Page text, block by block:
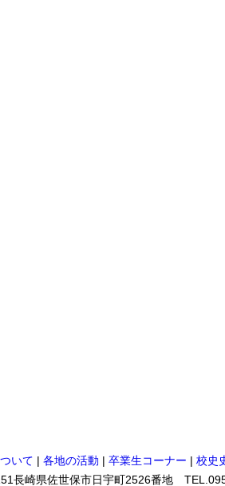
いて | 各地の活動 | 卒業生コーナー | 校史
長崎県佐世保市日宇町2526番地